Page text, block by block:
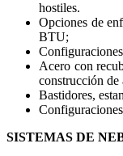
hostiles.
Opciones de
BTU;
Acero con
construcción de
Bastidores,
SISTEMAS DE